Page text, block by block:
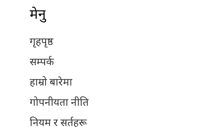
मेनु
गृहपृष्ठ
सम्पर्क
हाम्रो बारेमा
गोपनीयता नीति
नियम र सर्तहरू